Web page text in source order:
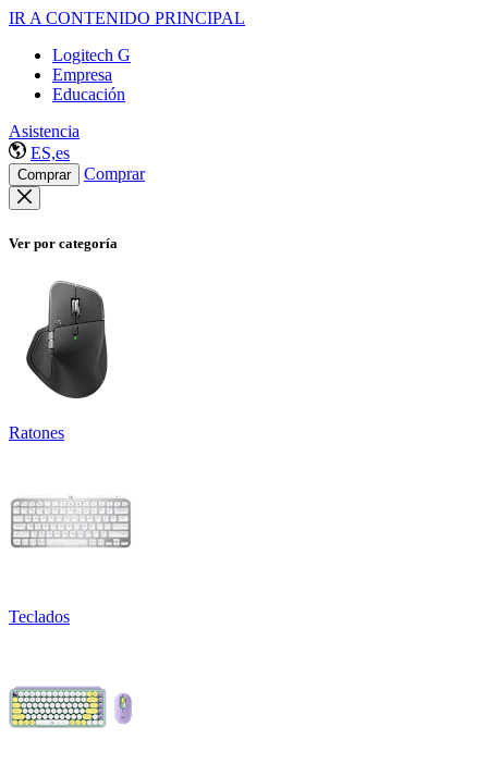
IR A CONTENIDO PRINCIPAL
Logitech G
Empresa
Educación
Asistencia
ES,es
Comprar Comprar
Ver por categoría
Ratones
Teclados